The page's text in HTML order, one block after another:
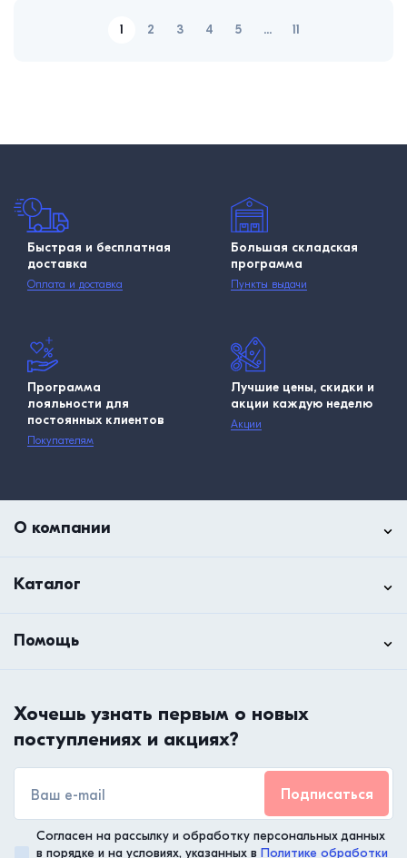
1 2 3 4 5 ... 11
Быстрая и бесплатная
доставка
Оплата и доставка
Большая складская
программа
Пункты выдачи
Программа
лояльности для
постоянных клиентов
Покупателям
Лучшие цены, скидки и
акции каждую неделю
Акции
О компании
Каталог
Помощь
Хочешь узнать первым о новых
поступлениях и акциях?
Подписаться
Согласен на рассылку и обработку персональных данных
в порядке и на условиях, указанных в Политике обработки